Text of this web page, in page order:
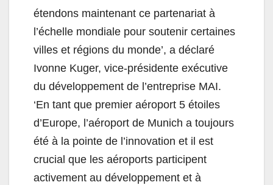
étendons maintenant ce partenariat à
l’échelle mondiale pour soutenir certaines
villes et régions du monde’, a déclaré
Ivonne Kuger, vice-présidente exécutive
du développement de l’entreprise MAI.
‘En tant que premier aéroport 5 étoiles
d’Europe, l’aéroport de Munich a toujours
été à la pointe de l’innovation et il est
crucial que les aéroports participent
activement au développement et à